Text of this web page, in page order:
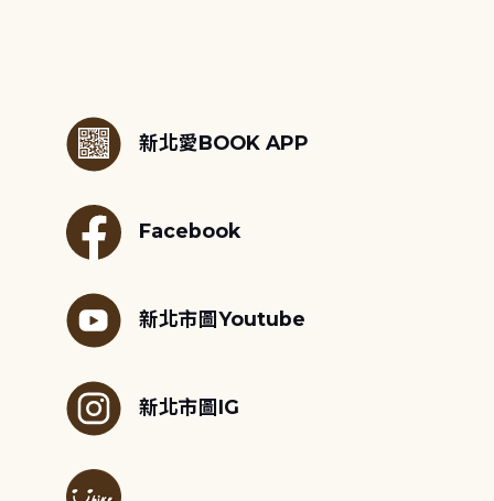
新北愛BOOK APP
Facebook
新北市圖Youtube
新北市圖IG